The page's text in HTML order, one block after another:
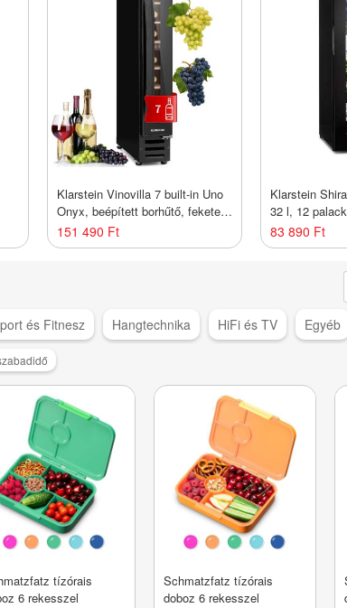
Klarstein Vinovilla 7 built-in Uno
Onyx, beépített borhűtő, fekete
üveg, rozsdamentes acél
151 490 Ft
Klarstein
32 l, 12
83 890 Ft
és Fitnesz Hangtechnika HiFi és TV Egyéb
tízórais
6 rekesszel
Schmatzfatz tízórais
doboz 6 rekesszel